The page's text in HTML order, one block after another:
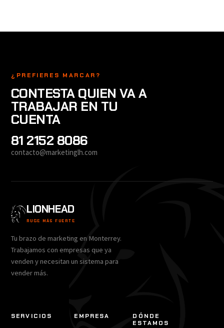
¿PREFIERES MARCAR?
CONTESTA QUIEN VA A
TRABAJAR EN TU
CUENTA
81 2152 8086
contacto@marketinglh.com
LIONHEAD
RUGE MÁS FUERTE
Tu brazo de marketing en Monterrey.
Trabajamos con empresas que ya
venden y necesitan un sistema para
vender más.
SERVICIOS EMPRESA
DÓNDE
ESTAMOS